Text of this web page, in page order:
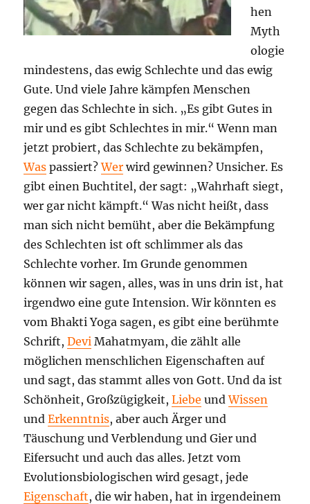
hen
Myth
ologie
mindestens, das ewig Schlechte und das ewig
Gute. Und viele Jahre kämpfen Menschen
gegen das Schlechte in sich. „Es gibt Gutes in
mir und es gibt Schlechtes in mir.“ Wenn man
jetzt probiert, das Schlechte zu bekämpfen,
Was passiert?Wer wird gewinnen? Unsicher. Es
gibt einen Buchtitel, der sagt: „Wahrhaft siegt,
wer gar nicht kämpft.“ Was nicht heißt, dass
man sich nicht bemüht, aber die Bekämpfung
des Schlechten ist oft schlimmer als das
Schlechte vorher. Im Grunde genommen
können wir sagen, alles, was in uns drin ist, hat
irgendwo eine gute Intension. Wir könnten es
vom Bhakti Yoga sagen, es gibt eine berühmte
Schrift,Devi Mahatmyam, die zählt alle
möglichen menschlichen Eigenschaften auf
und sagt, das stammt alles von Gott. Und da ist
Schönheit, Großzügigkeit,Liebe undWissen
undErkenntnis, aber auch Ärger und
Täuschung und Verblendung und Gier und
Eifersucht und auch das alles. Jetzt vom
Evolutionsbiologischen wird gesagt, jede
Eigenschaft, die wir haben, hat in irgendeinem